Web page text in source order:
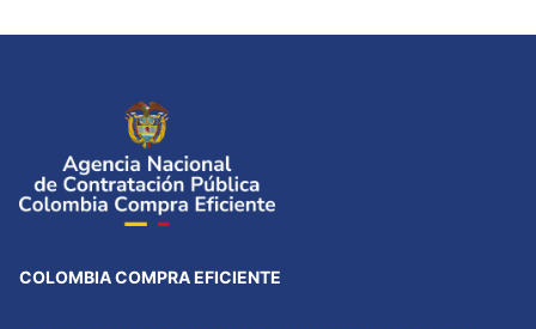
COLOMBIA COMPRA EFICIENTE